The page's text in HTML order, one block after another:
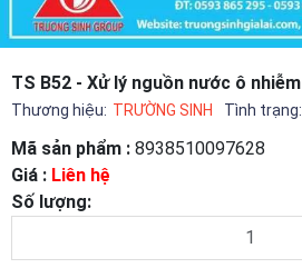
TS B52 - Xử lý nguồn nước ô nhiễm
Thương hiệu: TRƯỜNG SINH Tình trạng:
Mã sản phẩm : 8938510097628
Giá : Liên hệ
Số lượng: